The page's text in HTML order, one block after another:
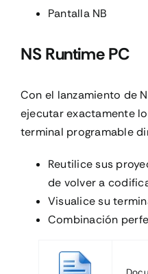
Pantalla NB
NS Runtime PC
Con el lanzamiento de
ejecutar exactamente
terminal programable
Reutilice sus
de volver a
Visualice su
Combinación